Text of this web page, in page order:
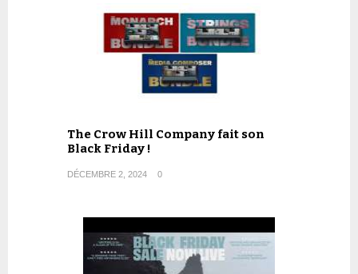
The Crow Hill Company fait son
Black Friday !
DÉCEMBRE 2, 2024 0